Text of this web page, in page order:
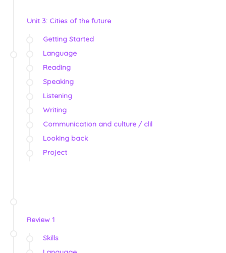
Unit 3: Cities of the future
Getting Started
Language
Reading
Speaking
Listening
Writing
Communication and culture / clil
Looking back
Project
Review 1
Skills